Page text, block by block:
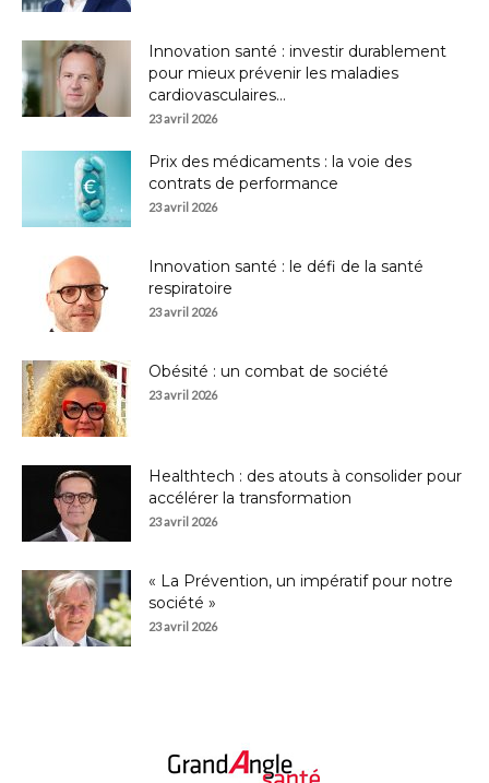
Innovation santé : investir durablement
pour mieux prévenir les maladies
cardiovasculaires...
23 avril 2026
Prix des médicaments : la voie des
contrats de performance
23 avril 2026
Innovation santé : le défi de la santé
respiratoire
23 avril 2026
Obésité : un combat de société
23 avril 2026
Healthtech : des atouts à consolider pour
accélérer la transformation
23 avril 2026
« La Prévention, un impératif pour notre
société »
23 avril 2026